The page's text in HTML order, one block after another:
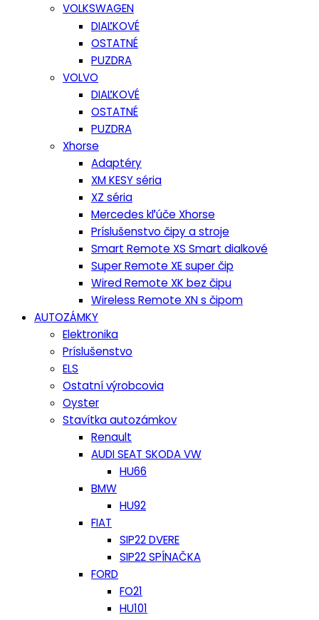
VOLKSWAGEN
DIAĽKOVÉ
OSTATNÉ
PUZDRA
VOLVO
DIAĽKOVÉ
OSTATNÉ
PUZDRA
Xhorse
Adaptéry
XM KESY séria
XZ séria
Mercedes kľúče Xhorse
Príslušenstvo čipy a stroje
Smart Remote XS Smart dialkové
Super Remote XE super čip
Wired Remote XK bez čipu
Wireless Remote XN s čipom
AUTOZÁMKY
Elektronika
Príslušenstvo
ELS
Ostatní výrobcovia
Oyster
Stavítka autozámkov
Renault
AUDI SEAT SKODA VW
HU66
BMW
HU92
FIAT
SIP22 DVERE
SIP22 SPÍNAČKA
FORD
FO21
HU101